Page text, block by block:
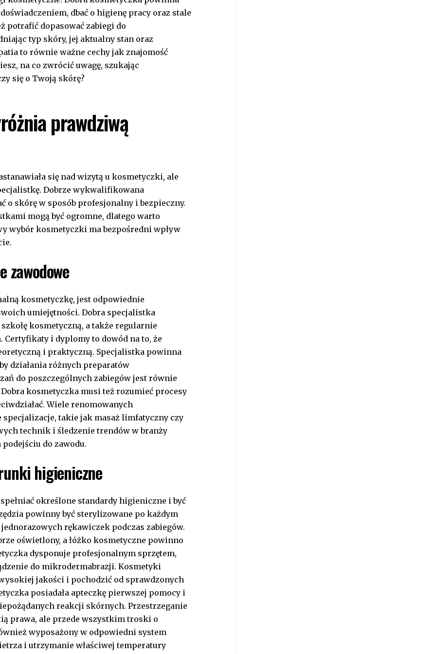
dbać o higienę pracy oraz stale
potrafić dopasować zabiegi do
typ skóry, jej aktualny stan oraz
to równie ważne cechy jak znajomość
na co zwrócić uwagę, szukając
się o Twoją skórę?
prawdziwą
się nad wizytą u kosmetyczki, ale
Dobrze wykwalifikowana
o skórę w sposób profesjonalny i bezpieczny.
mogą być ogromne, dlatego warto
wybór kosmetyczki ma bezpośredni wpływ
zawodowe
kosmetyczkę, jest odpowiednie
umiejętności. Dobra specjalistka
kosmetyczną, a także regularnie
i dyplomy to dowód na to, że
i praktyczną. Specjalistka powinna
działania różnych preparatów
do poszczególnych zabiegów jest równie
kosmetyczka musi też rozumieć procesy
Wielerenomowanych
takie jak masaż limfatyczny czy
technik i śledzenie trendów w branży
do zawodu.
higieniczne
określone standardy higieniczne i być
powinny być sterylizowane po każdym
rękawiczek podczas zabiegów.
oświetlony, a łóżko kosmetyczne powinno
dysponuje profesjonalnym sprzętem,
do mikrodermabrazji. Kosmetyki
jakości i pochodzić od sprawdzonych
posiadała apteczkę pierwszej pomocy i
reakcji skórnych. Przestrzeganie
prawa, ale przede wszystkim troski o
wyposażony w odpowiedni system
i utrzymanie właściwej temperatury